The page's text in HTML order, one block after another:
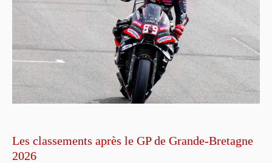
Les classements après le GP de Grande-Bretagne
2026